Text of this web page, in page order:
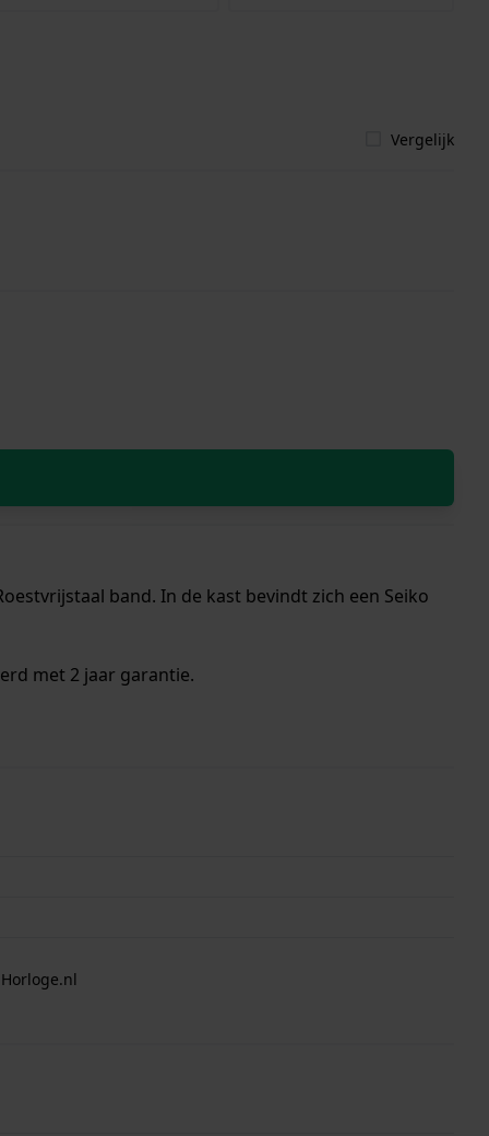
Vergelijk
band. In de kast bevindt zich een Seiko
met 2 jaar garantie.